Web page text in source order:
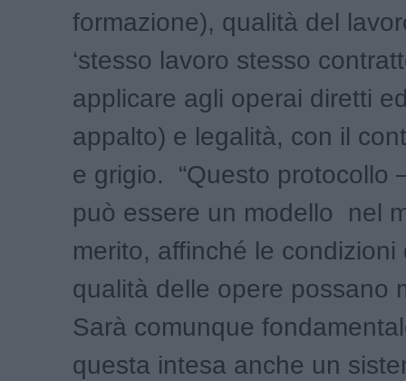
formazione), qualità del
‘stesso lavoro stesso
applicare agli operai diretti
appalto) e legalità, con il
e grigio. “Questo protocollo
può essere un modello nel
merito, affinché le condizioni
qualità delle opere possano
Sarà comunque
questa intesa anche un